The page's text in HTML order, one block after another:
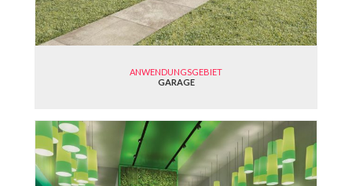
ANWENDUNGSGEBIET
GARAGE